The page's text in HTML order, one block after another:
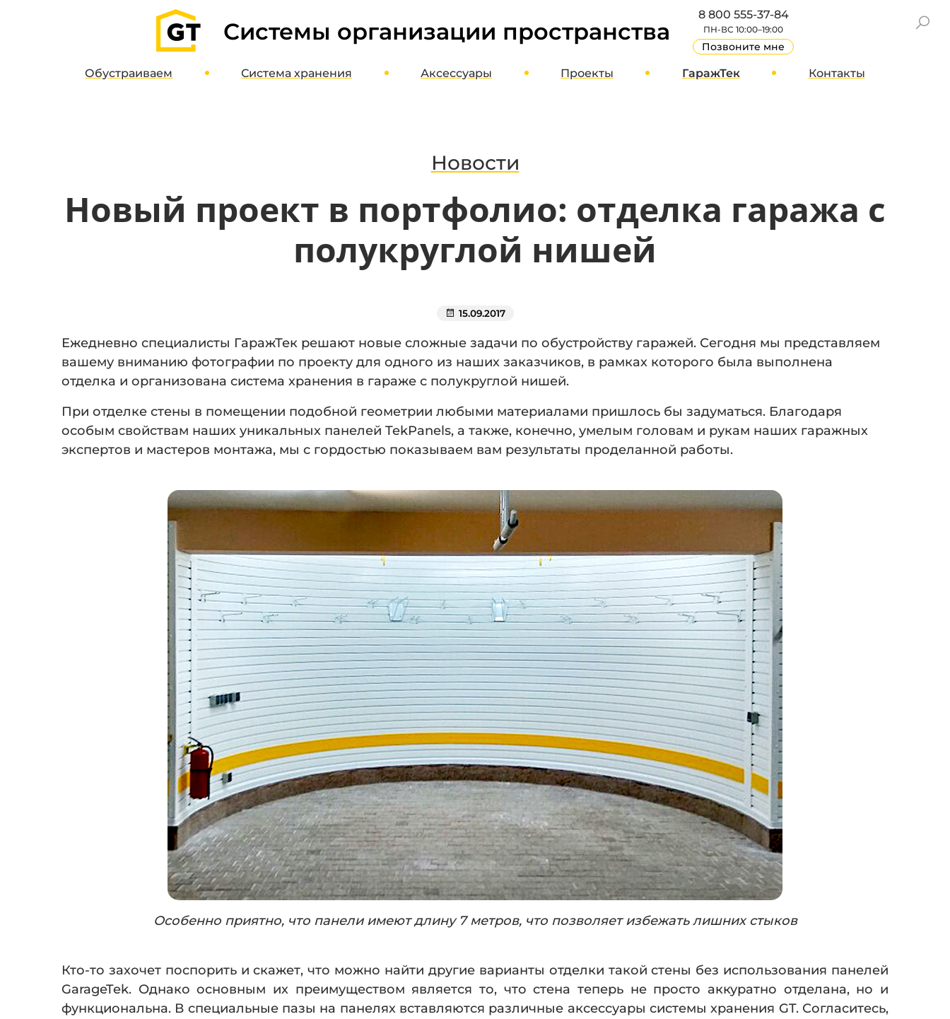
Системы организации пространства
8 800 555-37-84
ПН-ВС 10:00–19:00
Позвоните мне
Обустраиваем
Потолочные системы
Системахранения Аксессуары
Органайзеры, кассетницы, лотки
Кронштейны, держатели, вешалки
Хранение колес и шин
Потолочное хранение
Освещение и отопление
Проекты ГаражТек
Отзывы
Контакты
Новости
Новый проект в портфолио: отделка гаража с
полукруглой нишей
15.09.2017
Ежедневно специалисты ГаражТек решают новые сложные задачи по обустройству гаражей. Сегодня мы представляем
вашему вниманию фотографии по проекту для одного из наших заказчиков, в рамках которого была выполнена
отделка и организована система хранения в гараже с полукруглой нишей.
При отделке стены в помещении подобной геометрии любыми материалами пришлось бы задуматься. Благодаря
особым свойствам наших уникальных панелей TekPanels, а также, конечно, умелым головам и рукам наших гаражных
экспертов и мастеров монтажа, мы с гордостью показываем вам результаты проделанной работы.
Особенно приятно, что панели имеют длину 7 метров, что позволяет избежать лишних стыков
Кто-то захочет поспорить и скажет, что можно найти другие варианты отделки такой стены без использования панелей
GarageTek. Однако основным их преимуществом является то, что стена теперь не просто аккуратно отделана, но и
функциональна. В специальные пазы на панелях вставляются различные аксессуары системы хранения GT. Согласитесь,